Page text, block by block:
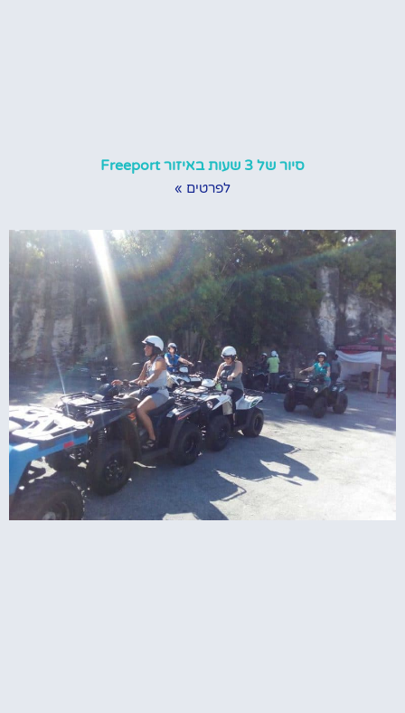
סיור של 3 שעות באיזור Freeport
לפרטים »